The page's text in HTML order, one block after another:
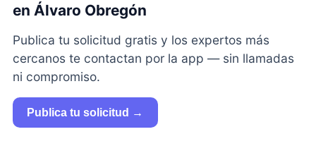
en Álvaro Obregón
Publica tu solicitud gratis y los expertos más
cercanos te contactan por la app — sin llamadas
ni compromiso.
Publica tu solicitud →